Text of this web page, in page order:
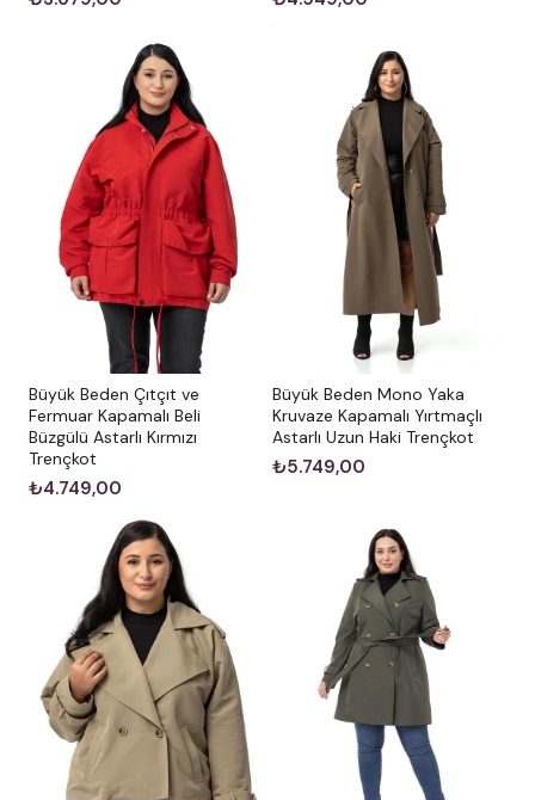
Büyük Beden Çıtçıt ve
Fermuar Kapamalı Beli
Büzgülü Astarlı Kırmızı
Trençkot
₺4.749,00
Büyük Beden Mono Yaka
Kruvaze Kapamalı Yırtmaçlı
Astarlı Uzun Haki Trençkot
₺5.749,00